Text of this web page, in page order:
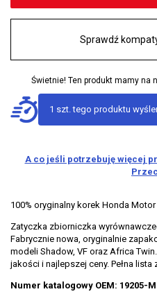
Sprawdź
Świetnie! Ten produkt mamy
1 szt. tego produktu
A co jeśli potrzebuję więcej
100% oryginalny korek Honda
Zatyczka zbiorniczka
Fabrycznie nowa, oryginalnie
modeli Shadow, VF oraz Africa
jakości i najlepszej ceny. Pełna
Numer katalogowy OEM: 19205-